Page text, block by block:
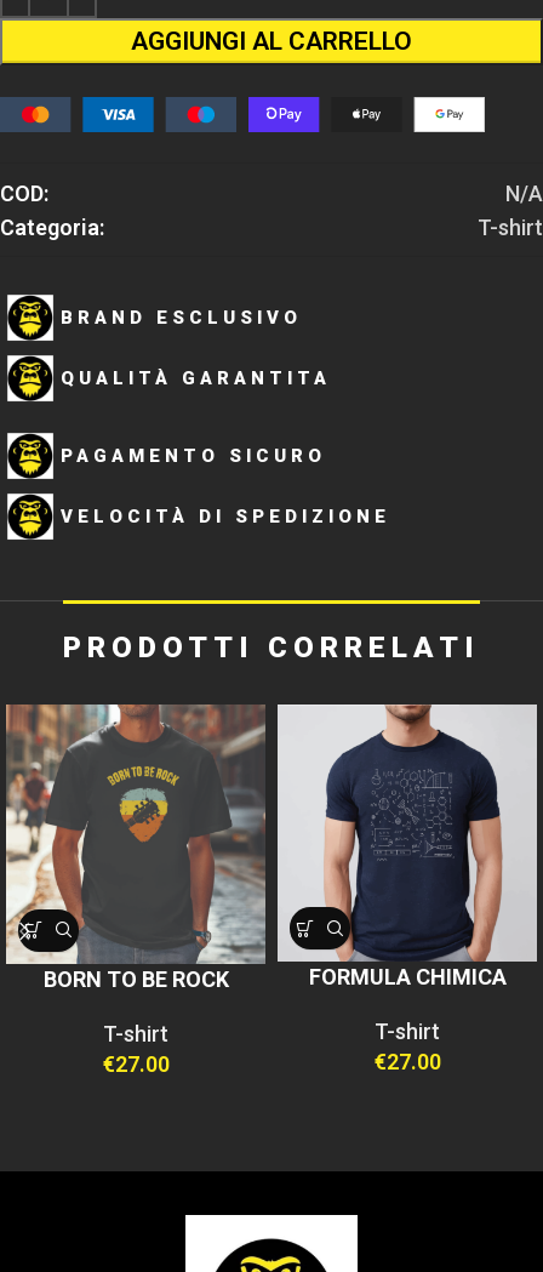
AGGIUNGI AL CARRELLO
COD:
N/A
Categoria:
T-shirt
BRAND ESCLUSIVO
QUALITÀ GARANTITA
PAGAMENTO SICURO
VELOCITÀ DI SPEDIZIONE
PRODOTTI CORRELATI
BORN TO BE ROCK
T-shirt
€27.00
FORMULA CHIMICA
T-shirt
€27.00